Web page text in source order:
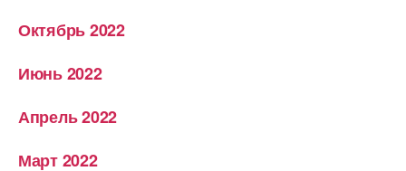
Октябрь 2022
Июнь 2022
Апрель 2022
Март 2022